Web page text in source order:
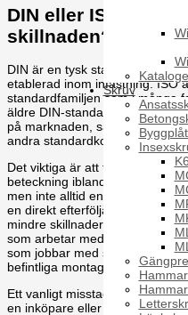
Skruv
DIN eller ISO
skillnaden?
DIN är en tysk
etablerad inom infästning. ISO
standardfamiljen som i många
äldre DIN-standarder. I
på marknaden, särskilt inom
andra standardkomponenter.
Det viktiga är att förstå att en
beteckning ibland beskriver
men inte alltid en helt identisk
en direkt efterföljare med
mindre skillnader i
som arbetar med nyproduktion
som jobbar med service,
befintliga montage kan det
Ett vanligt misstag är att se
en inköpare eller konstruktör är